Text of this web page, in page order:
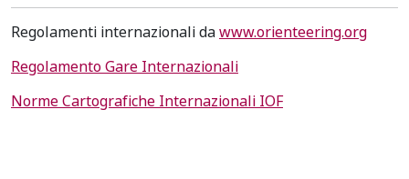
Regolamenti internazionali dawww.orienteering.org
Regolamento Gare Internazionali
Norme Cartografiche Internazionali IOF